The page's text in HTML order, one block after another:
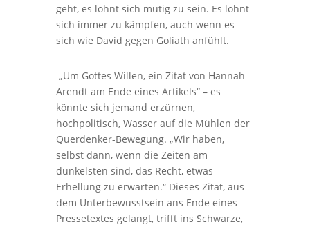
geht, es lohnt sich mutig zu sein. Es lohnt
sich immer zu kämpfen, auch wenn es
sich wie David gegen Goliath anfühlt.
„Um Gottes Willen, ein Zitat von Hannah
Arendt am Ende eines Artikels“ – es
könnte sich jemand erzürnen,
hochpolitisch, Wasser auf die Mühlen der
Querdenker-Bewegung. „Wir haben,
selbst dann, wenn die Zeiten am
dunkelsten sind, das Recht, etwas
Erhellung zu erwarten.“ Dieses Zitat, aus
dem Unterbewusstsein ans Ende eines
Pressetextes gelangt, trifft ins Schwarze,